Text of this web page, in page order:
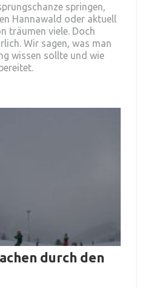
springen,
Hannawald oder aktuell
träumen viele. Doch
Wir sagen, was man
wissen sollte und wie
durch den